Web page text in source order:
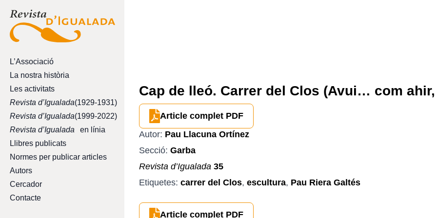
L’Associació
La nostra història
Les activitats
Revista d’Igualada(1929-1931)
Revista d’Igualada(1999-2022)
Revista d’Igualada
en línia
Llibres publicats
Normes per publicar articles
Autors
Cercador
Contacte
Cap de lleó. Carrer del Clos (Avui… com ahir,
Article complet PDF
Autor: Pau Llacuna Ortínez
Secció: Garba
Revista d’Igualada 35
Etiquetes: carrer del Clos,escultura, Pau Riera Galtés
Article complet PDF